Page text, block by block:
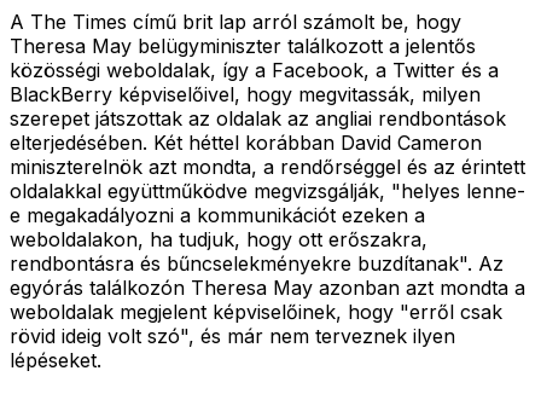
A The Times című brit lap arról számolt be, hogy
Theresa May belügyminiszter találkozott a jelentős
közösségi weboldalak, így a Facebook, a Twitter és a
BlackBerry képviselőivel, hogy megvitassák, milyen
szerepet játszottak az oldalak az angliai rendbontások
elterjedésében. Két héttel korábban David Cameron
miniszterelnök azt mondta, a rendőrséggel és az érintett
oldalakkal együttműködve megvizsgálják, "helyes lenne-
e megakadályozni a kommunikációt ezeken a
weboldalakon, ha tudjuk, hogy ott erőszakra,
rendbontásra és bűncselekményekre buzdítanak". Az
egyórás találkozón Theresa May azonban azt mondta a
weboldalak megjelent képviselőinek, hogy "erről csak
rövid ideig volt szó", és már nem terveznek ilyen
lépéseket.